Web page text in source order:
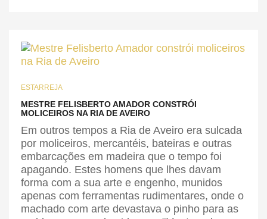
ESTARREJA
MESTRE FELISBERTO AMADOR CONSTRÓI
MOLICEIROS NA RIA DE AVEIRO
Em outros tempos a Ria de Aveiro era sulcada
por moliceiros, mercantéis, bateiras e outras
embarcações em madeira que o tempo foi
apagando. Estes homens que lhes davam
forma com a sua arte e engenho, munidos
apenas com ferramentas rudimentares, onde o
machado com arte devastava o pinho para as